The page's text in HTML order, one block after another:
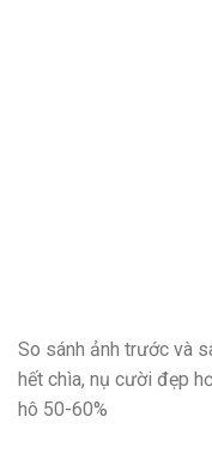
So sánh ảnh trước và
hết chìa, nụ cười đẹp
hô 50-60%